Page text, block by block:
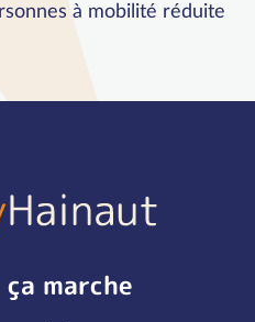
à mobilité réduite
marche